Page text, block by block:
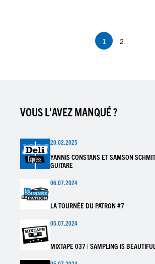
Page
courante
1 Page
2
VOUS L'AVEZ MANQUÉ ?
20.02.2025
YANNIS CONSTANS ET SAMSON
GUITARE
06.07.2024
LA TOURNÉE DU PATRON #7
05.07.2024
MIXTAPE 037 | SAMPLING IS